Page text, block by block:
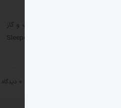
دارای سابقه طراحی انواع Pipe Sleeper برای پروژه های مختلف صنعت نفت و گاز
در ادامه به تعریف مختصری از Pipe Sleeper پرداخته می شود. اسلیپر – Sleeper
0 دیدگاه